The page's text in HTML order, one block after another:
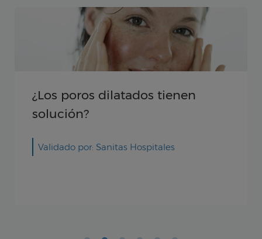
¿Los poros dilatados tienen
solución?
Validado por: Sanitas Hospitales